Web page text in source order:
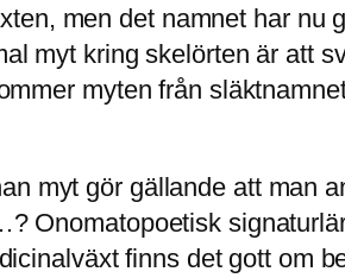
men det namnet har
myt kring skelörten är att
myten från
myt gör gällande att man
Onomatopoetisk
finns det gott om